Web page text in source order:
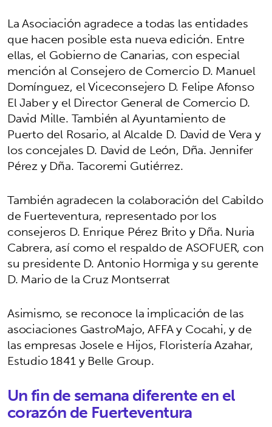
La Asociación agradece a todas las entidades
que hacen posible esta nueva edición. Entre
ellas, el Gobierno de Canarias, con especial
mención al Consejero de Comercio D. Manuel
Domínguez, el Viceconsejero D. Felipe Afonso
El Jaber y el Director General de Comercio D.
David Mille. También al Ayuntamiento de
Puerto del Rosario, al Alcalde D. David de Vera y
los concejales D. David de León, Dña. Jennifer
Pérez y Dña. Tacoremi Gutiérrez.
También agradecen la colaboración del Cabildo
de Fuerteventura, representado por los
consejeros D. Enrique Pérez Brito y Dña. Nuria
Cabrera, así como el respaldo de ASOFUER, con
su presidente D. Antonio Hormiga y su gerente
D. Mario de la Cruz Montserrat
Asimismo, se reconoce la implicación de las
asociaciones GastroMajo, AFFA y Cocahi, y de
las empresas Josele e Hijos, Floristería Azahar,
Estudio 1841 y Belle Group.
Un fin de semana diferente en el
corazón de Fuerteventura